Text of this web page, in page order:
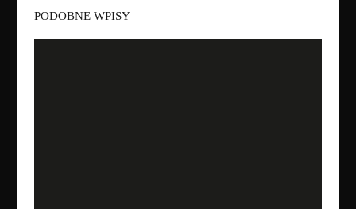
PODOBNE WPISY